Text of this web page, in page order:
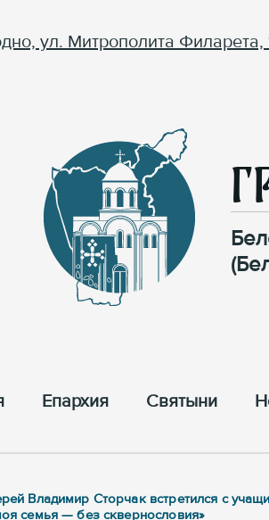
ул. Митрополита Филарета,
Епархия Cвятыни
Владимир Сторчак встретился с
семья — без сквернословия»